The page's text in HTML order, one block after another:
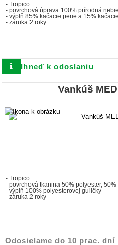
- Tropico
- povrchová úprava 100% prírodná
- výplň 85% kačacie perie a 15%
- záruka 2 roky
Ihneď k odoslaniu
Vankúš
- Tropico
- povrchová tkanina 50% polyester,
- výplň 100% polyesterovej guličky
- záruka 2 roky
Odosielame do 10 prac. dní